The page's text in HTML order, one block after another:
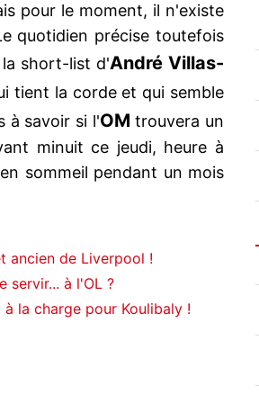
pour le moment, il n'existe
quotidien précise toutefois
la short-list d'André Villas-
tient la corde et qui semble
à savoir si l'OM trouvera un
minuit ce jeudi, heure à
sommeil pendant un mois
ancien de Liverpool !
servir... à l'OL ?
la charge pour Koulibaly !